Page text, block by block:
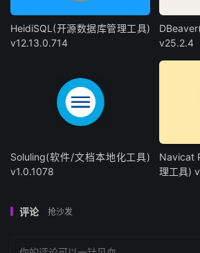
HeidiSQL(开源数据库管理工具)
v12.13.0.714
v25.2.4
Soluling(软件/文档本地化工具)
v1.0.1078
Navicat
理工具)
评论 抢沙发